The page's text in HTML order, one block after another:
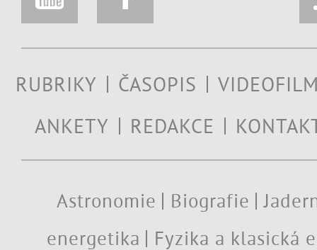
RUBRIKY ČASOPIS
ANKETY
REDAKCE
Astronomie Biografie
energetika
Fyzika a klasická